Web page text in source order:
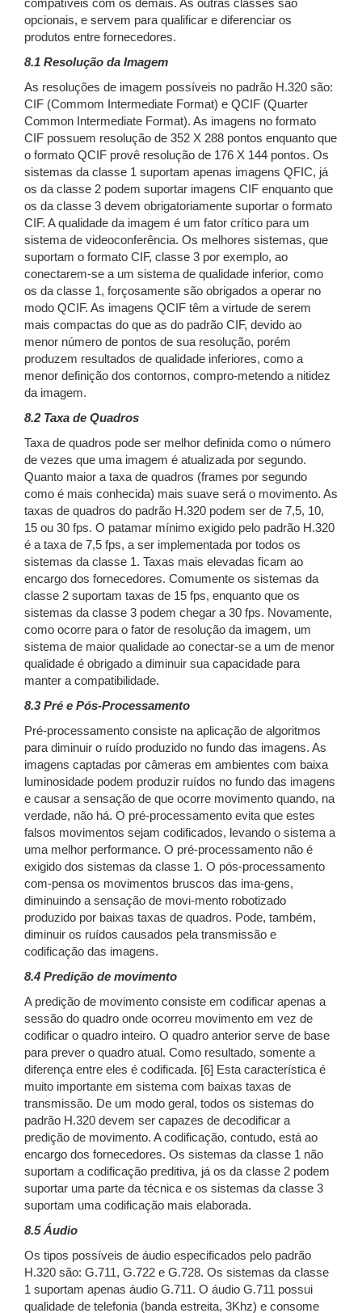
compatíveis com os demais. As outras classes são
opcionais, e servem para qualificar e diferenciar os
produtos entre fornecedores.
8.1 Resolução da Imagem
As resoluções de imagem possíveis no padrão H.320 são:
CIF (Commom Intermediate Format) e QCIF (Quarter
Common Intermediate Format). As imagens no formato
CIF possuem resolução de 352 X 288 pontos enquanto que
o formato QCIF provê resolução de 176 X 144 pontos. Os
sistemas da classe 1 suportam apenas imagens QFIC, já
os da classe 2 podem suportar imagens CIF enquanto que
os da classe 3 devem obrigatoriamente suportar o formato
CIF. A qualidade da imagem é um fator crítico para um
sistema de videoconferência. Os melhores sistemas, que
suportam o formato CIF, classe 3 por exemplo, ao
conectarem-se a um sistema de qualidade inferior, como
os da classe 1, forçosamente são obrigados a operar no
modo QCIF. As imagens QCIF têm a virtude de serem
mais compactas do que as do padrão CIF, devido ao
menor número de pontos de sua resolução, porém
produzem resultados de qualidade inferiores, como a
menor definição dos contornos, compro-metendo a nitidez
da imagem.
8.2 Taxa de Quadros
Taxa de quadros pode ser melhor definida como o número
de vezes que uma imagem é atualizada por segundo.
Quanto maior a taxa de quadros (frames por segundo
como é mais conhecida) mais suave será o movimento. As
taxas de quadros do padrão H.320 podem ser de 7,5, 10,
15 ou 30 fps. O patamar mínimo exigido pelo padrão H.320
é a taxa de 7,5 fps, a ser implementada por todos os
sistemas da classe 1. Taxas mais elevadas ficam ao
encargo dos fornecedores. Comumente os sistemas da
classe 2 suportam taxas de 15 fps, enquanto que os
sistemas da classe 3 podem chegar a 30 fps. Novamente,
como ocorre para o fator de resolução da imagem, um
sistema de maior qualidade ao conectar-se a um de menor
qualidade é obrigado a diminuir sua capacidade para
manter a compatibilidade.
8.3 Pré e Pós-Processamento
Pré-processamento consiste na aplicação de algoritmos
para diminuir o ruído produzido no fundo das imagens. As
imagens captadas por câmeras em ambientes com baixa
luminosidade podem produzir ruídos no fundo das imagens
e causar a sensação de que ocorre movimento quando, na
verdade, não há. O pré-processamento evita que estes
falsos movimentos sejam codificados, levando o sistema a
uma melhor performance. O pré-processamento não é
exigido dos sistemas da classe 1. O pós-processamento
com-pensa os movimentos bruscos das ima-gens,
diminuindo a sensação de movi-mento robotizado
produzido por baixas taxas de quadros. Pode, também,
diminuir os ruídos causados pela transmissão e
codificação das imagens.
8.4 Predição de movimento
A predição de movimento consiste em codificar apenas a
sessão do quadro onde ocorreu movimento em vez de
codificar o quadro inteiro. O quadro anterior serve de base
para prever o quadro atual. Como resultado, somente a
diferença entre eles é codificada. [6] Esta característica é
muito importante em sistema com baixas taxas de
transmissão. De um modo geral, todos os sistemas do
padrão H.320 devem ser capazes de decodificar a
predição de movimento. A codificação, contudo, está ao
encargo dos fornecedores. Os sistemas da classe 1 não
suportam a codificação preditiva, já os da classe 2 podem
suportar uma parte da técnica e os sistemas da classe 3
suportam uma codificação mais elaborada.
8.5 Áudio
Os tipos possíveis de áudio especificados pelo padrão
H.320 são: G.711, G.722 e G.728. Os sistemas da classe
1 suportam apenas áudio G.711. O áudio G.711 possui
qualidade de telefonia (banda estreita, 3Khz) e consome